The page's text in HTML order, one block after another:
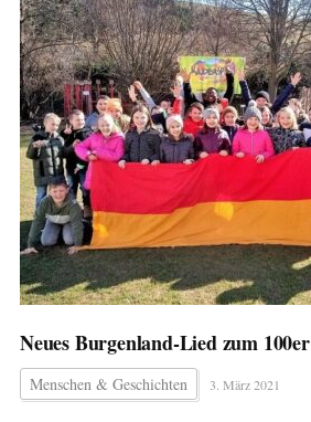
Neues Burgenland-Lied zum 100er
Menschen & Geschichten 3. März 2021